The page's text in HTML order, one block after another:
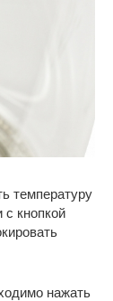
температуру
с кнопкой
нажать